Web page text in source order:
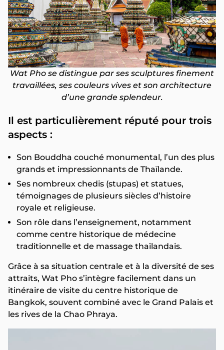
Wat Pho se distingue par ses sculptures finement
travaillées, ses couleurs vives et son architecture
d’une grande splendeur.
Il est particulièrement réputé pour trois
aspects :
Son Bouddha couché monumental, l’un des plus
grands et impressionnants de Thaïlande.
Ses nombreux chedis (stupas) et statues,
témoignages de plusieurs siècles d’histoire
royale et religieuse.
Son rôle dans l’enseignement, notamment
comme centre historique de médecine
traditionnelle et de massage thaïlandais.
Grâce à sa situation centrale et à la diversité de ses
attraits, Wat Pho s’intègre facilement dans un
itinéraire de visite du centre historique de
Bangkok, souvent combiné avec le Grand Palais et
les rives de la Chao Phraya.